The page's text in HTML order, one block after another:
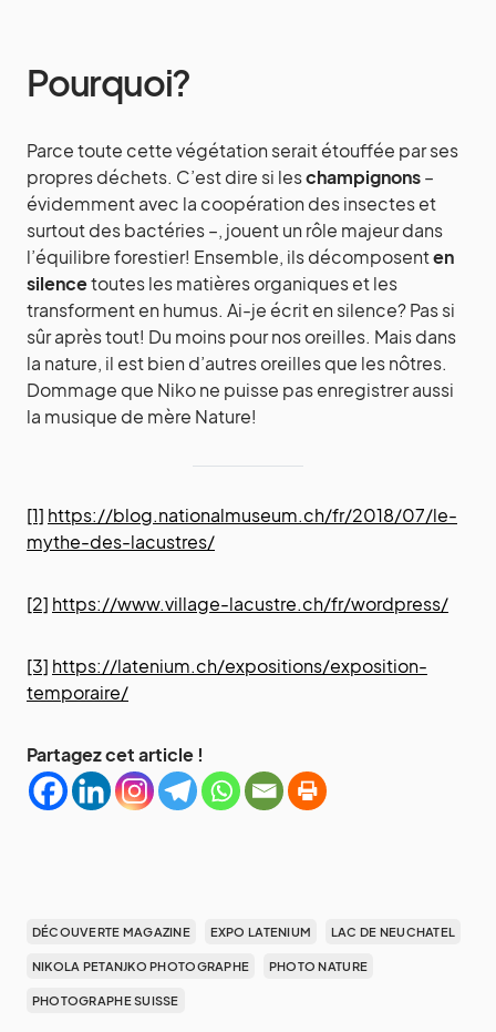
Pourquoi?
Parce toute cette végétation serait étouffée par ses
propres déchets. C’est dire si leschampignons–
évidemment avec la coopération des insectes et
surtout des bactéries –, jouent un rôle majeur dans
l’équilibre forestier! Ensemble, ils décomposenten
silencetoutes les matières organiques et les
transforment en humus. Ai-je écrit en silence? Pas si
sûr après tout! Du moins pour nos oreilles. Mais dans
la nature, il est bien d’autres oreilles que les nôtres.
Dommage que Niko ne puisse pas enregistrer aussi
la musique de mère Nature!
[1] https://blog.nationalmuseum.ch/fr/2018/07/le-
mythe-des-lacustres/
[2] https://www.village-lacustre.ch/fr/wordpress/
[3] https://latenium.ch/expositions/exposition-
temporaire/
Partagez cet article !
DÉCOUVERTE MAGAZINE EXPO LATENIUM LAC DE NEUCHATEL
NIKOLA PETANJKO PHOTOGRAPHE PHOTO NATURE
PHOTOGRAPHE SUISSE